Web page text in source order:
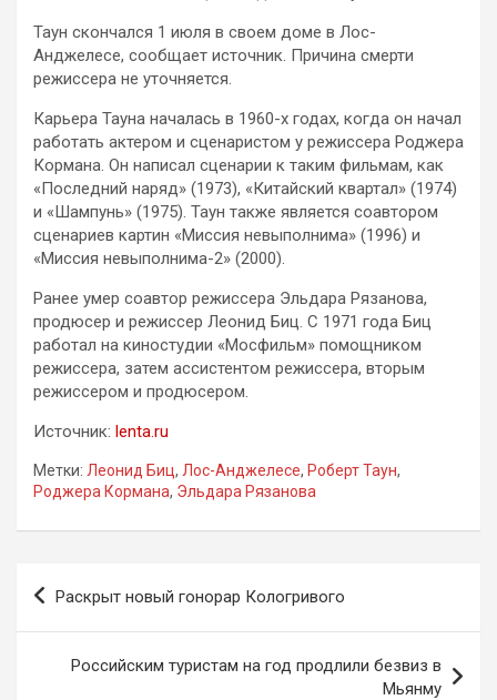
Таун скончался 1 июля в своем доме в Лос-
Анджелесе, сообщает источник. Причина смерти
режиссера не уточняется.
Карьера Тауна началась в 1960-х годах, когда он начал
работать актером и сценаристом у режиссера Роджера
Кормана. Он написал сценарии к таким фильмам, как
«Последний наряд» (1973), «Китайский квартал» (1974)
и «Шампунь» (1975). Таун также является соавтором
сценариев картин «Миссия невыполнима» (1996) и
«Миссия невыполнима-2» (2000).
Ранее умер соавтор режиссера Эльдара Рязанова,
продюсер и режиссер Леонид Биц. С 1971 года Биц
работал на киностудии «Мосфильм» помощником
режиссера, затем ассистентом режиссера, вторым
режиссером и продюсером.
Источник: lenta.ru
Метки: Леонид Биц, Лос-Анджелесе, Роберт Таун,
Роджера Кормана, Эльдара Рязанова
Навигация
по
Раскрыт новый гонорар Кологривого
Российским туристам на год продлили безвиз в
Мьянму